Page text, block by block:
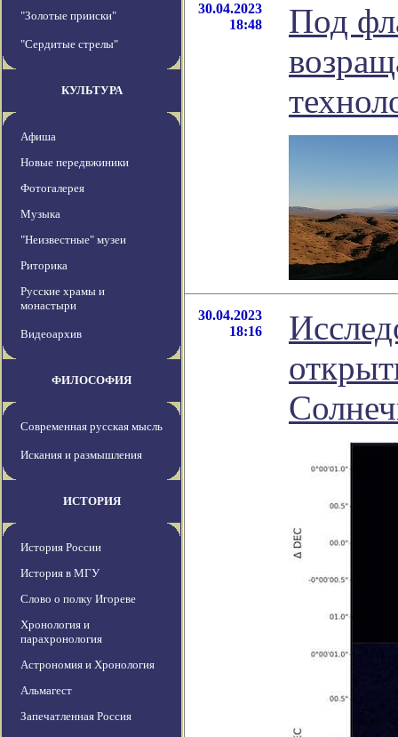
"Золотые прииски"
"Сердитые стрелы"
КУЛЬТУРА
Афиша
Новые передвжиники
Фотогалерея
Музыка
"Неизвестные" музеи
Риторика
Русские храмы и
монастыри
Видеоархив
ФИЛОСОФИЯ
Современная русская мысль
Искания и размышления
ИСТОРИЯ
История России
История в МГУ
Слово о полку Игореве
Хронология и
парахронология
Астрономия и Хронология
Альмагест
Запечатленная Россия
30.04.2023
18:48
Под
30.04.2023
18:16